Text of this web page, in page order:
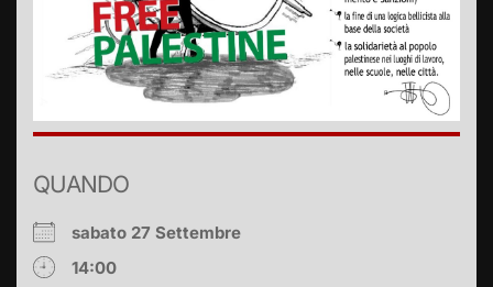
QUANDO
sabato 27 Settembre
14:00